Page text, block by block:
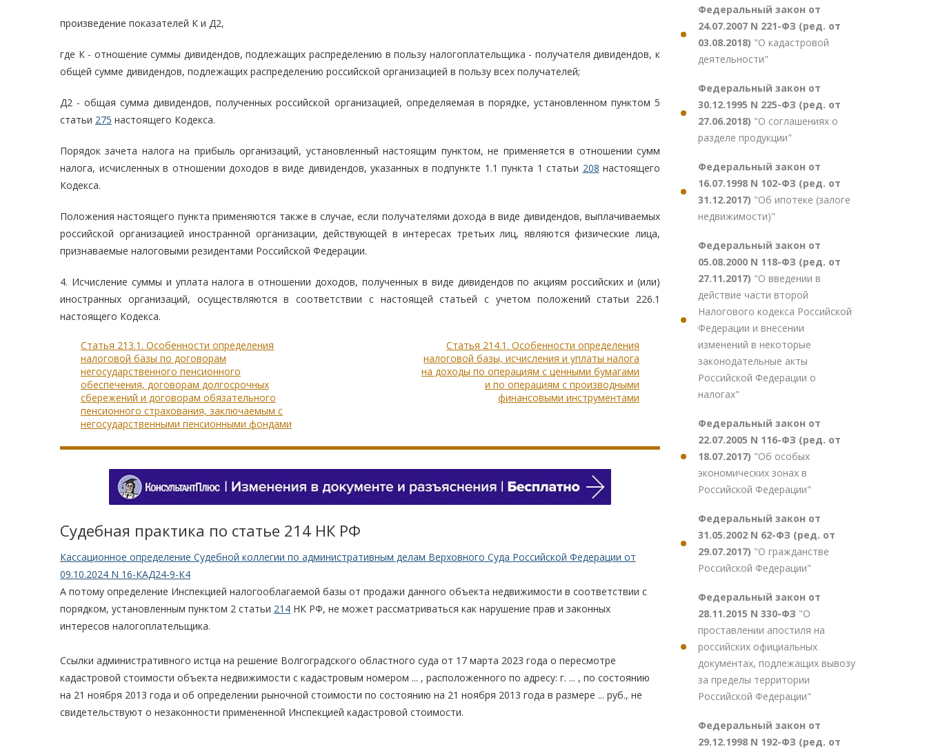
произведение показателей К и Д2,
где К - отношение суммы дивидендов, подлежащих распределению в пользу налогоплательщика - получателя дивидендов, к
общей сумме дивидендов, подлежащих распределению российской организацией в пользу всех получателей;
Д2 - общая сумма дивидендов, полученных российской организацией, определяемая в порядке, установленном пунктом 5
статьи 275 настоящего Кодекса.
Порядок зачета налога на прибыль организаций, установленный настоящим пунктом, не применяется в отношении сумм
налога, исчисленных в отношении доходов в виде дивидендов, указанных в подпункте 1.1 пункта 1 статьи 208 настоящего
Кодекса.
Положения настоящего пункта применяются также в случае, если получателями дохода в виде дивидендов, выплачиваемых
российской организацией иностранной организации, действующей в интересах третьих лиц, являются физические лица,
признаваемые налоговыми резидентами Российской Федерации.
4. Исчисление суммы и уплата налога в отношении доходов, полученных в виде дивидендов по акциям российских и (или)
иностранных организаций, осуществляются в соответствии с настоящей статьей с учетом положений статьи 226.1
настоящего Кодекса.
Статья 213.1. Особенности определения
налоговой базы по договорам
негосударственного пенсионного
обеспечения, договорам долгосрочных
сбережений и договорам обязательного
пенсионного страхования, заключаемым с
негосударственными пенсионными фондами
Статья 214.1. Особенности определения
налоговой базы, исчисления и уплаты налога
на доходы по операциям с ценными бумагами
и по операциям с производными
финансовыми инструментами
Судебная практика по статье 214 НК РФ
Кассационное определение Судебной коллегии по административным делам Верховного Суда Российской Федерации от
09.10.2024 N 16-КАД24-9-К4
А потому определение Инспекцией налогооблагаемой базы от продажи данного объекта недвижимости в соответствии с
порядком, установленным пунктом 2 статьи 214 НК РФ, не может рассматриваться как нарушение прав и законных
интересов налогоплательщика.
Ссылки административного истца на решение Волгоградского областного суда от 17 марта 2023 года о пересмотре
кадастровой стоимости объекта недвижимости с кадастровым номером ... , расположенного по адресу: г. ... , по состоянию
на 21 ноября 2013 года и об определении рыночной стоимости по состоянию на 21 ноября 2013 года в размере ... руб., не
свидетельствуют о незаконности примененной Инспекцией кадастровой стоимости.
Федеральный закон от
24.07.2007 N 221-ФЗ (ред. от
03.08.2018) "О кадастровой
деятельности"
Федеральный закон от
30.12.1995 N 225-ФЗ (ред. от
27.06.2018) "О соглашениях о
разделе продукции"
Федеральный закон от
16.07.1998 N 102-ФЗ (ред. от
31.12.2017) "Об ипотеке (залоге
недвижимости)"
Федеральный закон от
05.08.2000 N 118-ФЗ (ред. от
27.11.2017) "О введении в
действие части второй
Налогового кодекса Российской
Федерации и внесении
изменений в некоторые
законодательные акты
Российской Федерации о
налогах"
Федеральный закон от
22.07.2005 N 116-ФЗ (ред. от
18.07.2017) "Об особых
экономических зонах в
Российской Федерации"
Федеральный закон от
31.05.2002 N 62-ФЗ (ред. от
29.07.2017) "О гражданстве
Российской Федерации"
Федеральный закон от
28.11.2015 N 330-ФЗ "О
проставлении апостиля на
российских официальных
документах, подлежащих вывозу
за пределы территории
Российской Федерации"
Федеральный закон от
29.12.1998 N 192-ФЗ (ред. от